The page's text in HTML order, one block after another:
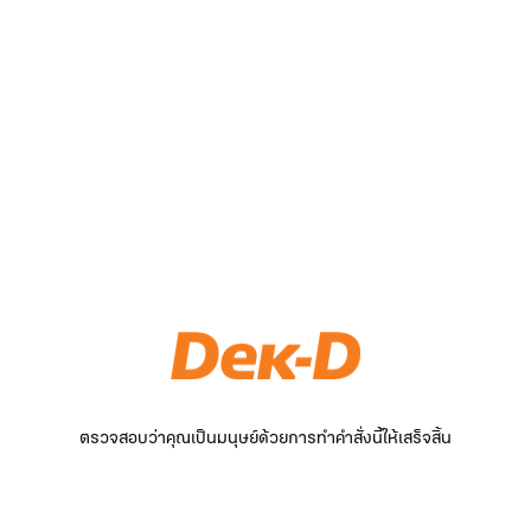
ตรวจสอบว่าคุณเป็นมนุษย์ด้วยการทำคำสั่งนี้ให้เสร็จสิ้น